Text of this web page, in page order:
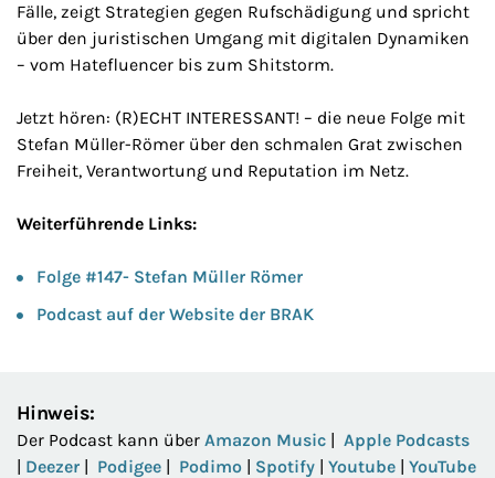
Fälle, zeigt Strategien gegen Rufschädigung und spricht
über den juristischen Umgang mit digitalen Dynamiken
– vom Hatefluencer bis zum Shitstorm.
Jetzt hören: (R)ECHT INTERESSANT! – die neue Folge mit
Stefan Müller-Römer über den schmalen Grat zwischen
Freiheit, Verantwortung und Reputation im Netz.
Weiterführende Links:
Folge #147- Stefan Müller Römer
Podcast auf der Website der BRAK
Hinweis:
Der Podcast kann über Amazon Music | Apple Podcasts
| Deezer | Podigee | Podimo | Spotify | Youtube | YouTube